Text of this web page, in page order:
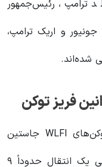
ترامپ، رئیس‌جمهور
جونیور و اریک ترامپ،
شده‌اند.
فریز توکن
طبق اسناد دادگاه، آدرس مربوط به توکن‌های WLFI جاستین
سان در سپتامبر ۲۰۲۵ پس از شناسایی یک انتقال حدوداً ۹